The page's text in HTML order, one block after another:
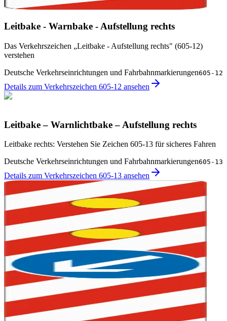
Leitbake - Warnbake - Aufstellung rechts
Das Verkehrszeichen „Leitbake - Aufstellung rechts" (605-12)
verstehen
Deutsche Verkehrseinrichtungen und Fahrbahnmarkierungen605-12
Details zum Verkehrszeichen 605-12 ansehen
Leitbake – Warnlichtbake – Aufstellung rechts
Leitbake rechts: Verstehen Sie Zeichen 605-13 für sicheres Fahren
Deutsche Verkehrseinrichtungen und Fahrbahnmarkierungen605-13
Details zum Verkehrszeichen 605-13 ansehen